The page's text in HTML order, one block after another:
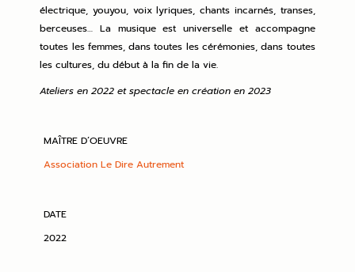
électrique, youyou, voix lyriques, chants incarnés, transes,
berceuses… La musique est universelle et accompagne
toutes les femmes, dans toutes les cérémonies, dans toutes
les cultures, du début à la fin de la vie.
Ateliers en 2022 et spectacle en création en 2023
MAÎTRE D’OEUVRE
Association Le Dire Autrement
DATE
2022